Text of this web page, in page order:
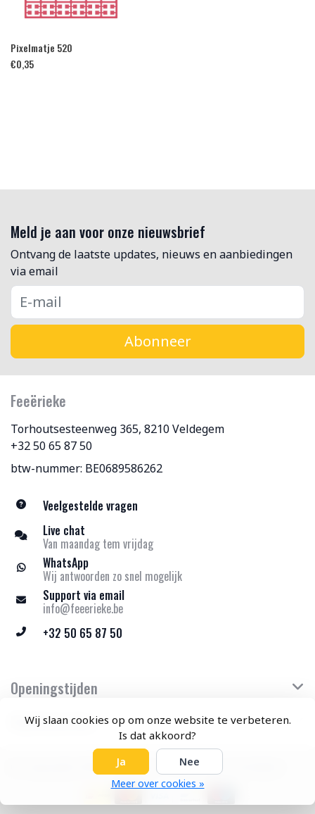
Wij slaan cookies op om onze website te verbeteren.
Is dat akkoord?
Ja
Nee
Meer over cookies »
Pixelmatje 520
€0,35
Meld je aan voor onze nieuwsbrief
Ontvang de laatste updates, nieuws en aanbiedingen
via email
Abonneer
Feeërieke
Torhoutsesteenweg 365, 8210 Veldegem
+32 50 65 87 50
btw-nummer: BE0689586262
Veelgestelde vragen
Live chat
Van maandag tem vrijdag
WhatsApp
Wij antwoorden zo snel mogelijk
Support via email
info@feeerieke.be
+32 50 65 87 50
Openingstijden
Klantenservice
© Copyright 2026 Feeërieke - Theme by